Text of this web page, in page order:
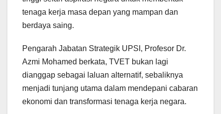
tenaga kerja masa depan yang mampan dan
berdaya saing.
Pengarah Jabatan Strategik UPSI, Profesor Dr.
Azmi Mohamed berkata, TVET bukan lagi
dianggap sebagai laluan alternatif, sebaliknya
menjadi tunjang utama dalam mendepani cabaran
ekonomi dan transformasi tenaga kerja negara.